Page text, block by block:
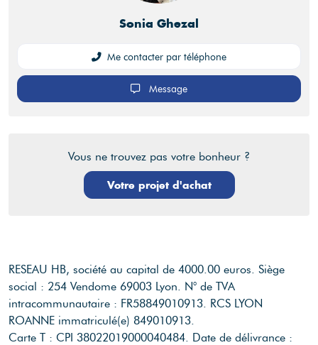
Sonia Ghezal
Me contacter par téléphone
Message
Vous ne trouvez pas votre bonheur ?
Votre projet d'achat
RESEAU HB, société au capital de 4000.00 euros. Siège
social : 254 Vendome 69003 Lyon.
N° de TVA
intracommunautaire : FR58849010913. RCS LYON
ROANNE immatriculé(e) 849010913.
Carte T : CPI 38022019000040484. Date de délivrance :